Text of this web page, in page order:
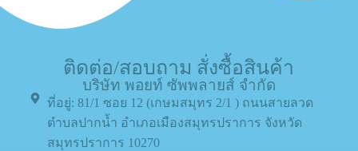
ติดต่อ/สอบถาม สั่งซื้อสินค้า
บริษัท พอยท์ ซัพพลายส์ จำกัด
ที่อยู่: 81/1 ซอย 12 (เกษมสมุทร 2/1 ) ถนนสายลวด
ตำบลปากน้ำ อำเภอเมืองสมุทรปราการ จังหวัด
สมุทรปราการ 10270